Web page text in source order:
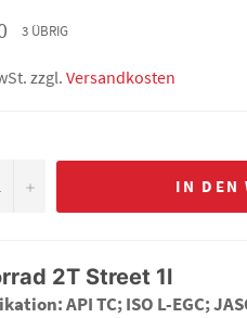
3 ÜBRIG
zzgl.Versandkosten
+ IN DEN
2T Street 1l
API TC; ISO L-EGC;